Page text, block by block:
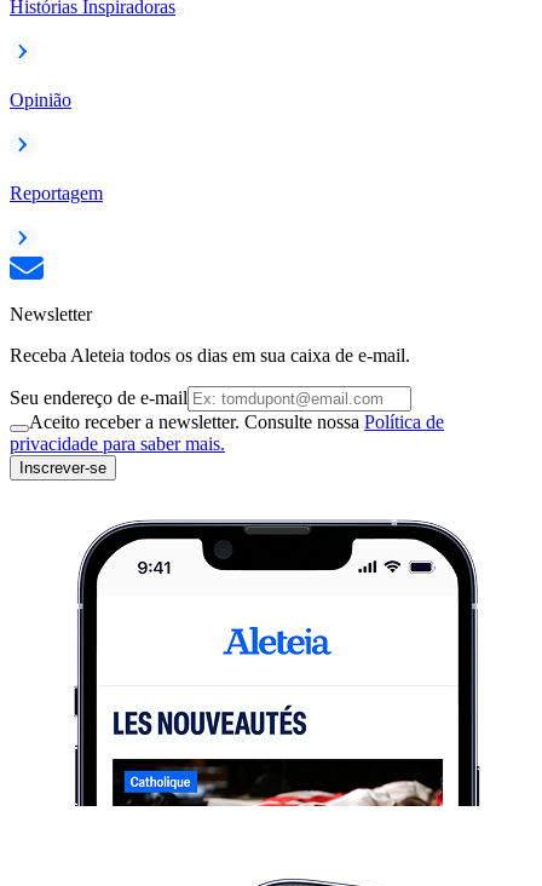
Histórias Inspiradoras
Opinião
Reportagem
Newsletter
Receba Aleteia todos os dias em sua caixa de e-mail.
Seu endereço de e-mail
Aceito receber a newsletter. Consulte nossa Política de
privacidade para saber mais.
Inscrever-se